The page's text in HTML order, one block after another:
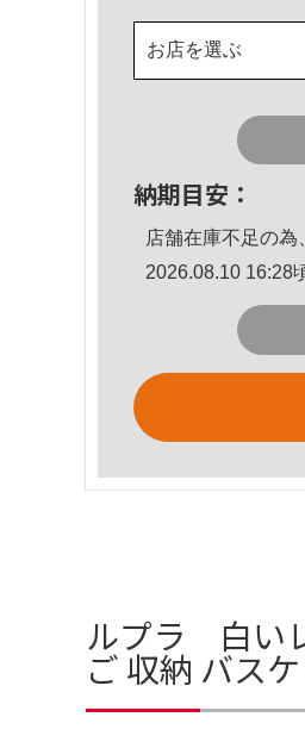
お店を選ぶ
納期目安：
店舗在庫不足の為
2026.08.10 16:28
ルプラ 白い
ご 収納 バス